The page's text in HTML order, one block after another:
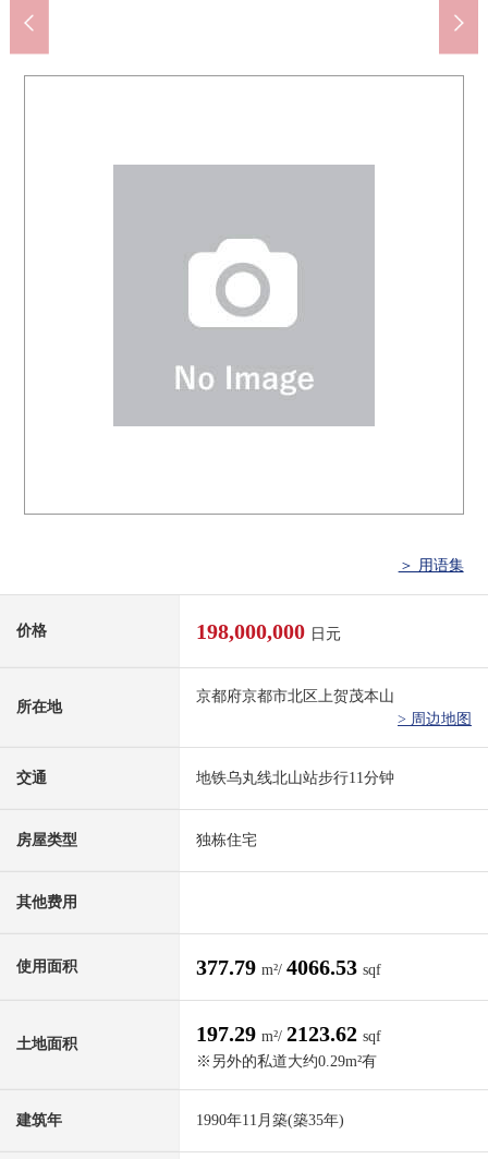
＞ 用语集
价格 198,000,000 日元
所在地
京都府京都市北区上贺茂本山
> 周边地图
交通 地铁乌丸线北山站步行11分钟
房屋类型 独栋住宅
其他费用
使用面积 377.79 m²/ 4066.53 sqf
土地面积 197.29 m²/ 2123.62 sqf
※另外的私道大约0.29m²有
建筑年 1990年11月築(築35年)